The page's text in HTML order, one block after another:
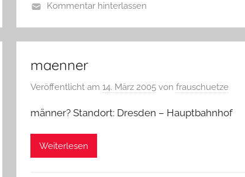
Kommentar hinterlassen
maenner
Veröffentlicht am14. März 2005 vonfrauschuetze
männer? Standort: Dresden – Hauptbahnhof
Weiterlesen